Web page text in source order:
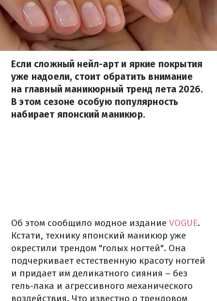
Если сложный нейл-арт и яркие покрытия
уже надоели, стоит обратить внимание
на главный маникюрный тренд лета 2026.
В этом сезоне особую популярность
набирает японский маникюр.
Об этом сообщило модное издание VOGUE.
Кстати, технику японский маникюр уже
окрестили трендом "голых ногтей". Она
подчеркивает естественную красоту ногтей
и придает им деликатного сияния – без
гель-лака и агрессивного механического
воздействия. Что известно о трендовом